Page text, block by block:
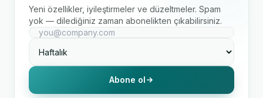
Yeni özellikler, iyileştirmeler ve düzeltmeler. Spam
yok — dilediğiniz zaman abonelikten çıkabilirsiniz.
Abone ol